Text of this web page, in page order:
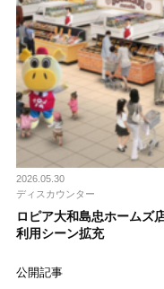
2026.05.30
ディスカウンター
ロピア大和島忠ホーム
利用シーン拡充
公開記事